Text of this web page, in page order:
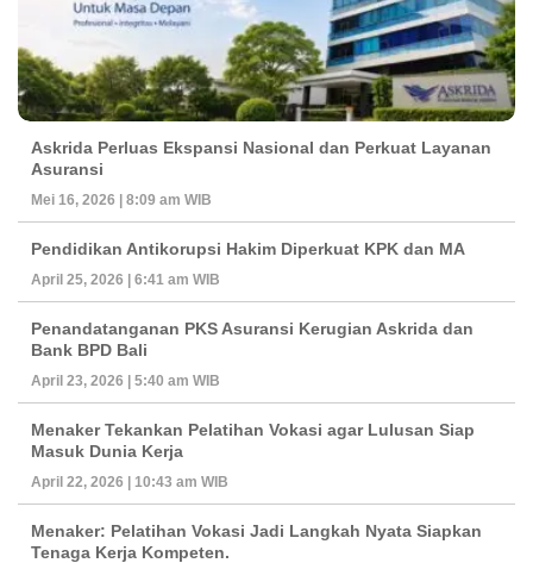
Askrida Perluas Ekspansi Nasional dan Perkuat Layanan
Asuransi
Mei 16, 2026 | 8:09 am WIB
Pendidikan Antikorupsi Hakim Diperkuat KPK dan MA
April 25, 2026 | 6:41 am WIB
Penandatanganan PKS Asuransi Kerugian Askrida dan
Bank BPD Bali
April 23, 2026 | 5:40 am WIB
Menaker Tekankan Pelatihan Vokasi agar Lulusan Siap
Masuk Dunia Kerja
April 22, 2026 | 10:43 am WIB
Menaker: Pelatihan Vokasi Jadi Langkah Nyata Siapkan
Tenaga Kerja Kompeten.